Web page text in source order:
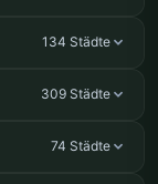
134 Städte
309 Städte
74 Städte